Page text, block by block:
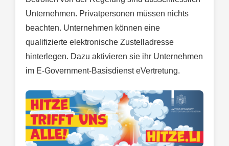
Unternehmen. Privatpersonen müssen nichts
beachten. Unternehmen können eine
qualifizierte elektronische Zustelladresse
hinterlegen. Dazu aktivieren sie ihr Unternehmen
im E-Government-Basisdienst eVertretung.